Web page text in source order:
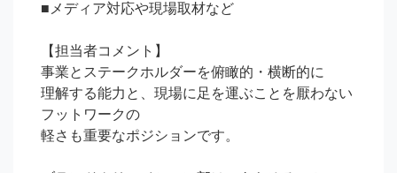
■メディア対応や現場取材など
【担当者コメント】
事業とステークホルダーを俯瞰的・横断的に
理解する能力と、現場に足を運ぶことを厭わない
フットワークの
軽さも重要なポジションです。